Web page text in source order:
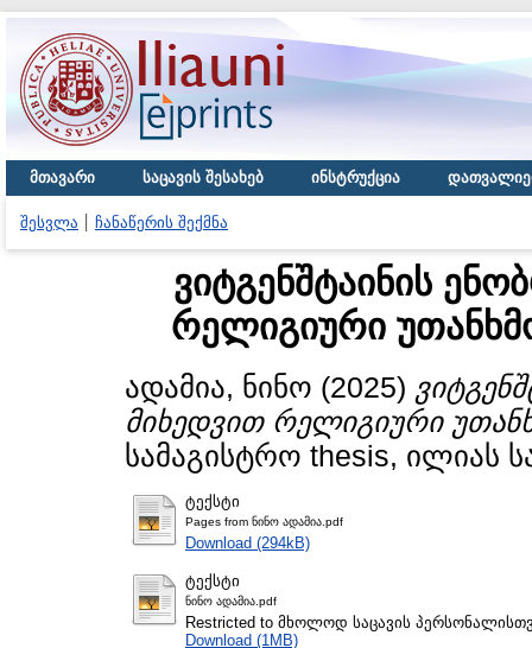
მთავარი საცავის შესახებ ინსტრუქცია
შესვლა ჩანაწერის შექმნა
ვიტგენშტაინის
რელიგიური
ადამია, ნინო (2025)
მიხედვით რელიგიური
სამაგისტრო thesis, ილიას
ტექსტი
Pages from ნინო ადამია.pdf
Download (294kB)
ტექსტი
ნინო ადამია.pdf
Restricted to მხოლოდ საცავის
Download (1MB)